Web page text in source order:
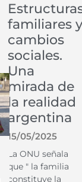
familiares y
cambios
sociales.
Una
mirada de
la realidad
argentina
15/05/2025
La ONU señala
que " la familia
constituye la